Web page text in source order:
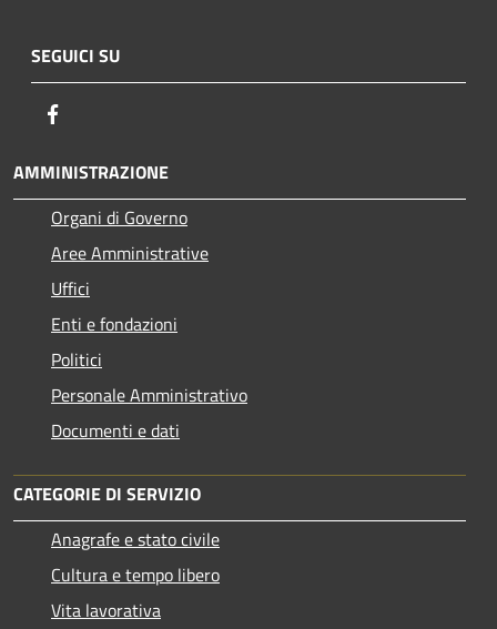
SEGUICI SU
AMMINISTRAZIONE
Organi di Governo
Aree Amministrative
Uffici
Enti e fondazioni
Politici
Personale Amministrativo
Documenti e dati
CATEGORIE DI SERVIZIO
Anagrafe e stato civile
Cultura e tempo libero
Vita lavorativa